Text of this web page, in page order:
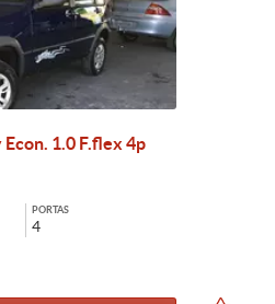
1.0 F.flex 4p
PORTAS
4